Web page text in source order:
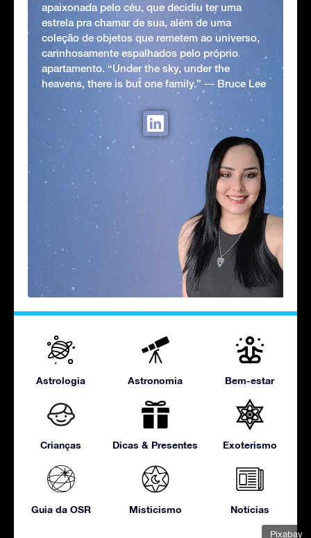
Pixabay
apaixonada pelo céu, que decidiu ter uma
estrela pra chamar de sua, além de uma
coleção de objetos que remetem ao universo,
carinhosamente espalhados pelo próprio
apartamento. “Under the sky, under the
heavens, there is but one family.” ― Bruce Lee
Astrologia Astronomia Bem-estar
Crianças Dicas & Presentes Exoterismo
Guia da OSR Misticismo Notícias